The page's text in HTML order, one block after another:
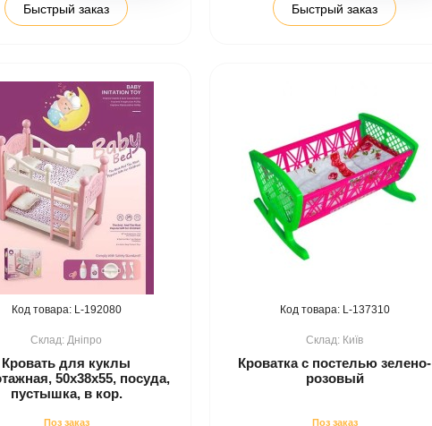
Быстрый заказ Быстрый заказ
192080
Дніпро
Кровать для куклы
50х38х55, посуда,
пустышка, в кор.
137310
Київ
Кроватка с постелью зелено-
розовый